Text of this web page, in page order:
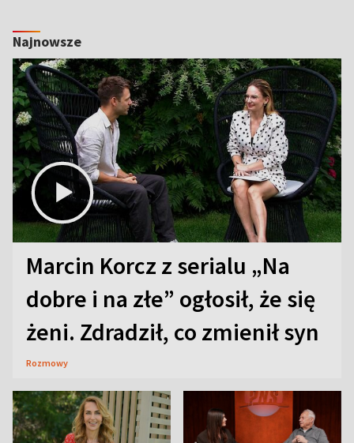
Najnowsze
Marcin Korcz z serialu „Na
dobre i na złe” ogłosił, że się
żeni. Zdradził, co zmienił syn
Rozmowy